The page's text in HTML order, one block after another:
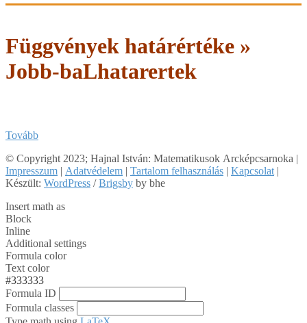
Függvények határértéke »
Jobb-baLhatarertek
Tovább
2018-
07-
05
© Copyright 2023; Hajnal István: Matematikusok Arcképcsarnoka |
Impresszum | Adatvédelem | Tartalom felhasználás | Kapcsolat |
Készült: WordPress /Brigsby by bhe
Insert math as
Block
Inline
Additional settings
Formula color
Text color
#333333
Formula ID
Formula classes